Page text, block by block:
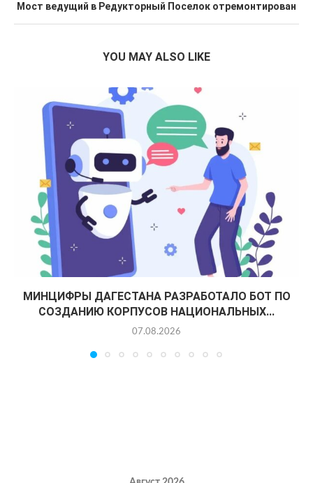
Мост ведущий в Редукторный Поселок отремонтирован
YOU MAY ALSO LIKE
МИНЦИФРЫ ДАГЕСТАНА РАЗРАБОТАЛО БОТ ПО
СОЗДАНИЮ КОРПУСОВ НАЦИОНАЛЬНЫХ...
07.08.2026